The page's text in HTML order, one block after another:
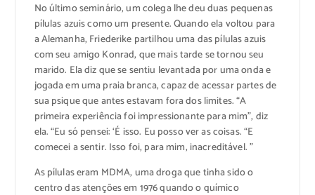
No último seminário, um colega lhe deu duas pequenas
pílulas azuis como um presente. Quando ela voltou para
a Alemanha, Friederike partilhou uma das pílulas azuis
com seu amigo Konrad, que mais tarde se tornou seu
marido. Ela diz que se sentiu levantada por uma onda e
jogada em uma praia branca, capaz de acessar partes de
sua psique que antes estavam fora dos limites. “A
primeira experiência foi impressionante para mim”, diz
ela. “Eu só pensei: ‘É isso. Eu posso ver as coisas. “E
comecei a sentir. Isso foi, para mim, inacreditável. ”
As pílulas eram MDMA, uma droga que tinha sido o
centro das atenções em 1976 quando o químico